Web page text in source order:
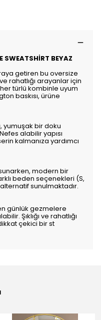
SWEATSHİRT BEYAZ
getiren bu oversize
rahatlığı arayanlar için
türlü kombinle uyum
baskısı, ürüne
yumuşak bir doku
alabilir yapısı
kalmanıza yardımcı
modern bir
beden seçenekleri (S,
sunulmaktadır.
günlük gezmelere
Şıklığı ve rahatlığı
çekici bir st